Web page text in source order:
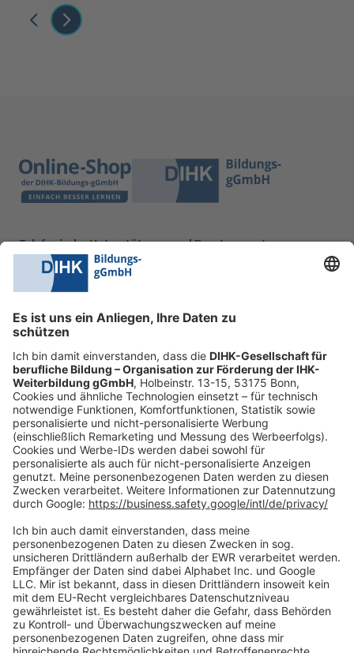
Telefonische Unterstützung und Beratung unter:
0228 6205 205
Fr.:
09:00-14:00 Uhr
shop@dihk-bildung.shop
Vertrag widerrufen
Zahlungsarten
Social Media
Oft Gesucht